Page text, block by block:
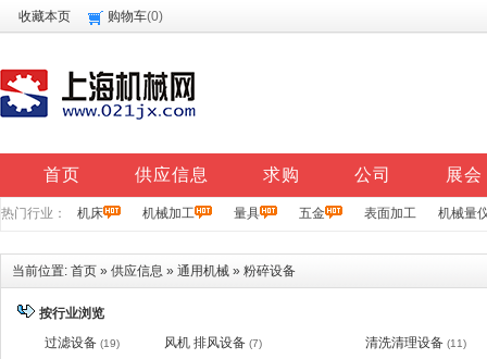
收藏本页 购物车(0)
首页 供应信息 求购 公司 展会
热门行业： 机床 机械加工 量具 五金 表面加工 机械量
当前位置: 首页 » 供应信息 » 通用机械 » 粉碎设备
按行业浏览
过滤设备 (19) 风机 排风设备 (7) 清洗清理设备 (11)